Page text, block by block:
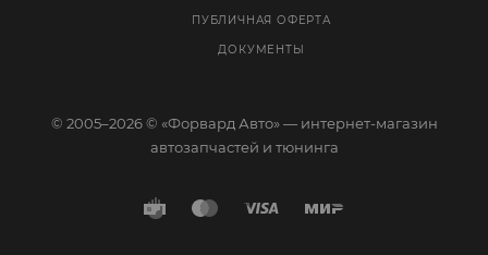
ПУБЛИЧНАЯ ОФЕРТА
ДОКУМЕНТЫ
© 2005–2026 © «Форвард Авто» — интернет-магазин
автозапчастей и тюнинга